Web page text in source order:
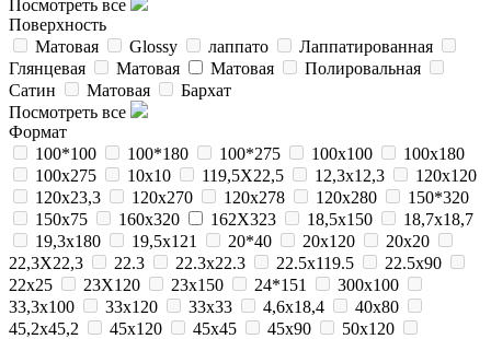
Посмотреть все
Поверхность
Матовая
Glossy лаппато
Лаппатированная
Глянцевая
Матовая Матовая
Полировальная
Сатин
Матовая
Бархат
Посмотреть все
Формат
100*100
100*180 100*275 100x100
100x180
100x275
10x10 119,5X22,5 12,3x12,3
120x120
120x23,3
120x270 120x278 120x280
150*320
150x75
160x320 162X323 18,5x150
18,7x18,7
19,3x180
19,5x121 20*40 20x120
20x20
22,3X22,3
22.3 22.3x22.3 22.5x119.5
22.5x90
22x25
23X120 23x150 24*151
300x100
33,3x100
33x120 33x33 4,6x18,4
40x80
45,2x45,2
45x120 45x45 45x90
50x120